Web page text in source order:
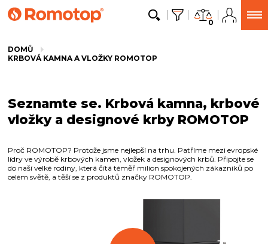
0
DOMŮ
KRBOVÁ KAMNA A VLOŽKY ROMOTOP
Seznamte se. Krbová kamna, krbové
vložky a designové krby ROMOTOP
Proč ROMOTOP? Protože jsme nejlepší na trhu. Patříme mezi evropské
lídry ve výrobě krbových kamen, vložek a designových krbů. Připojte se
do naší velké rodiny, která čítá téměř milion spokojených zákazníků po
celém světě, a těší se z produktů značky ROMOTOP.